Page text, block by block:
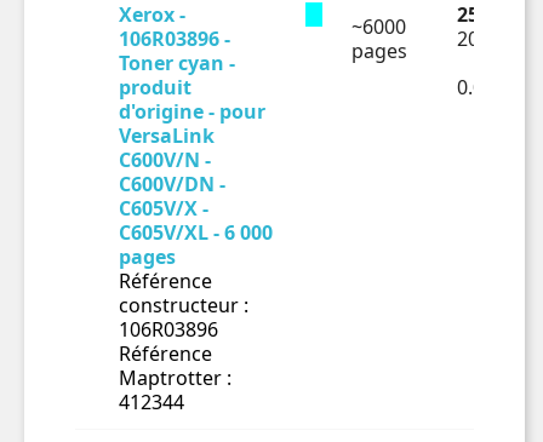
Xerox -
106R03896 -
Toner cyan -
produit
d'origine - pour
VersaLink
C600V/N -
C600V/DN -
C605V/X -
C605V/XL - 6 000
pages
Référence
constructeur :
106R03896
Référence
Maptrotter :
412344
~6000
pages
250.2 €
208.5 €